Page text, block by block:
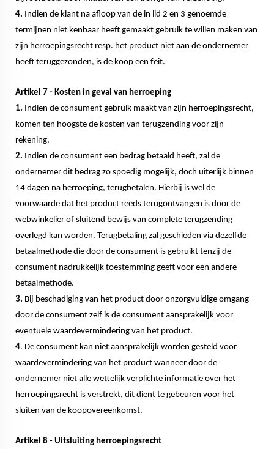
4. Indien de klant na afloop van de in lid 2 en 3 genoemde
termijnen niet kenbaar heeft gemaakt gebruik te willen maken van
zijn herroepingsrecht resp. het product niet aan de ondernemer
heeft teruggezonden, is de koop een feit.
Artikel 7 - Kosten in geval van herroeping
1. Indien de consument gebruik maakt van zijn herroepingsrecht,
komen ten hoogste de kosten van terugzending voor zijn
rekening.
2. Indien de consument een bedrag betaald heeft, zal de
ondernemer dit bedrag zo spoedig mogelijk, doch uiterlijk binnen
14 dagen na herroeping, terugbetalen. Hierbij is wel de
voorwaarde dat het product reeds terugontvangen is door de
webwinkelier of sluitend bewijs van complete terugzending
overlegd kan worden. Terugbetaling zal geschieden via dezelfde
betaalmethode die door de consument is gebruikt tenzij de
consument nadrukkelijk toestemming geeft voor een andere
betaalmethode.
3. Bij beschadiging van het product door onzorgvuldige omgang
door de consument zelf is de consument aansprakelijk voor
eventuele waardevermindering van het product.
4. De consument kan niet aansprakelijk worden gesteld voor
waardevermindering van het product wanneer door de
ondernemer niet alle wettelijk verplichte informatie over het
herroepingsrecht is verstrekt, dit dient te gebeuren voor het
sluiten van de koopovereenkomst.
Artikel 8 - Uitsluiting herroepingsrecht